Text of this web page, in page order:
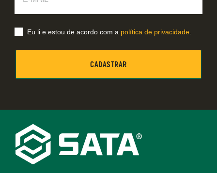
Footer
Navigation
Eu li e estou de acordo com a política de privacidade